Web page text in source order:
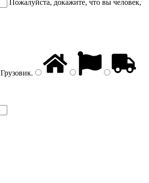
Пожалуйста, докажите, что вы человек,
Грузовик.